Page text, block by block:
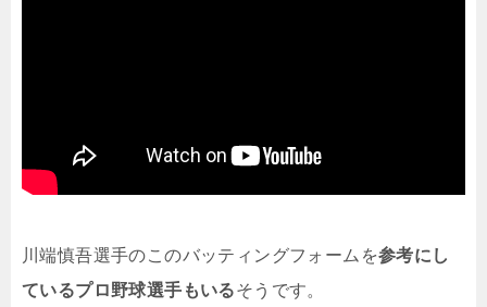
川端慎吾選手のこのバッティングフォームを参考にし
ているプロ野球選手もいるそうです。